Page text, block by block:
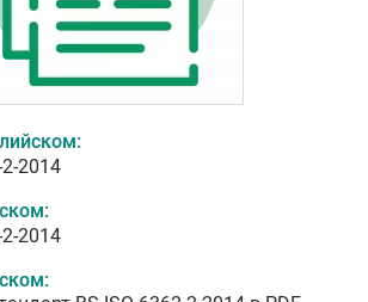
2014
2014